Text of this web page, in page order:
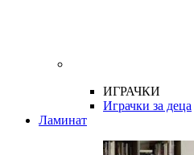
ИГРАЧКИ
Играчки за деца
Ламинат